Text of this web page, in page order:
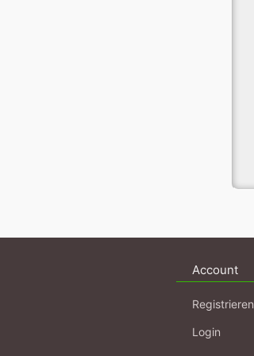
Account
Registrieren
Login